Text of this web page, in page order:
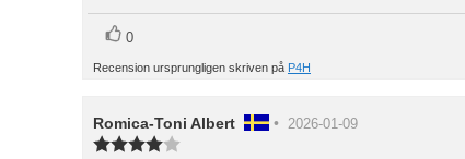
Rösta
0
Recension ursprungligen skriven på P4H
Recensionsförfattare:
Romica-Toni Albert • Recensionsdatum:
2026-01-09